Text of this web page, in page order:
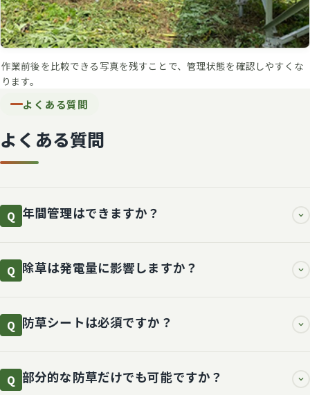
作業前後を比較できる写真を残すことで、管理状態を確認しやすくな
ります。
よくある質問
よくある質問
Q 年間管理はできますか？
Q 除草は発電量に影響しますか？
Q 防草シートは必須ですか？
Q 部分的な防草だけでも可能ですか？